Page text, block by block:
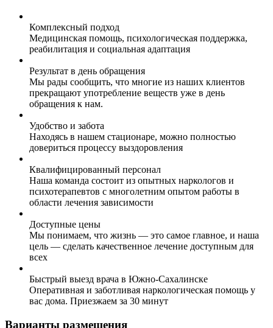
Комплексный подход
Медицинская помощь, психологическая поддержка,
реабилитация и социальная адаптация
Результат в день обращения
Мы рады сообщить, что многие из наших клиентов
прекращают употребление веществ уже в день
обращения к нам.
Удобство и забота
Находясь в нашем стационаре, можно полностью
довериться процессу выздоровления
Квалифицированный персонал
Наша команда состоит из опытных наркологов и
психотерапевтов с многолетним опытом работы в
области лечения зависимости
Доступные цены
Мы понимаем, что жизнь — это самое главное, и наша
цель — сделать качественное лечение доступным для
всех
Быстрый выезд врача в Южно-Сахалинске
Оперативная и заботливая наркологическая помощь у
вас дома. Приезжаем за 30 минут
Варианты размещения